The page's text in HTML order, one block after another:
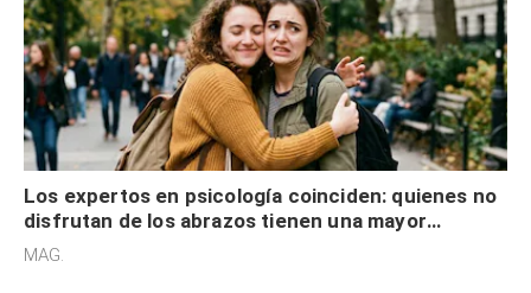
Los expertos en psicología coinciden: quienes no
disfrutan de los abrazos tienen una mayor
sensibilidad a los estímulos físicos y no es por
MAG.